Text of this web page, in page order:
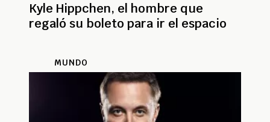
Kyle Hippchen, el hombre que
regaló su boleto para ir el espacio
MUNDO